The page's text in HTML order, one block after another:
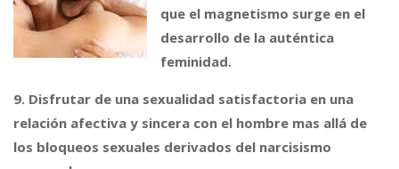
que el magnetismo surge en el
desarrollo de la auténtica
feminidad.
9. Disfrutar de una sexualidad satisfactoria en una
relación afectiva y sincera con el hombre mas allá de
los bloqueos sexuales derivados del narcisismo